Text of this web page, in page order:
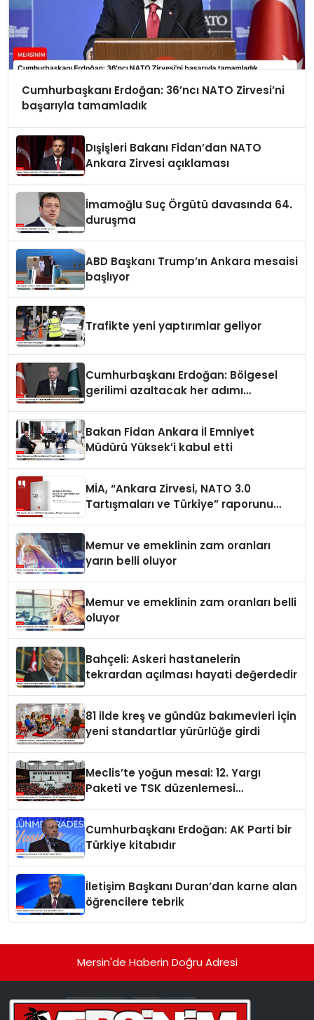
Cumhurbaşkanı Erdoğan: 36’ncı NATO Zirvesi’ni
başarıyla tamamladık
Dışişleri Bakanı Fidan’dan NATO
Ankara Zirvesi açıklaması
İmamoğlu Suç Örgütü davasında 64.
duruşma
ABD Başkanı Trump’ın Ankara mesaisi
başlıyor
Trafikte yeni yaptırımlar geliyor
Cumhurbaşkanı Erdoğan: Bölgesel
gerilimi azaltacak her adımı
Bakan Fidan Ankara İl Emniyet
Müdürü Yüksek’i kabul etti
MİA, “Ankara Zirvesi, NATO 3.0
Tartışmaları ve Türkiye” raporunu
Memur ve emeklinin zam oranları
yarın belli oluyor
Memur ve emeklinin zam oranları belli
oluyor
Bahçeli: Askeri hastanelerin
tekrardan açılması hayati değerdedir
81 ilde kreş ve gündüz bakımevleri için
yeni standartlar yürürlüğe girdi
Meclis’te yoğun mesai: 12. Yargı
Paketi ve TSK düzenlemesi
Cumhurbaşkanı Erdoğan: AK Parti bir
Türkiye kitabıdır
İletişim Başkanı Duran’dan karne alan
öğrencilere tebrik
Mersin'de Haberin Doğru Adresi